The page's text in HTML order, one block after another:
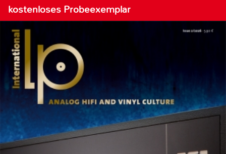
kostenloses Probeexemplar